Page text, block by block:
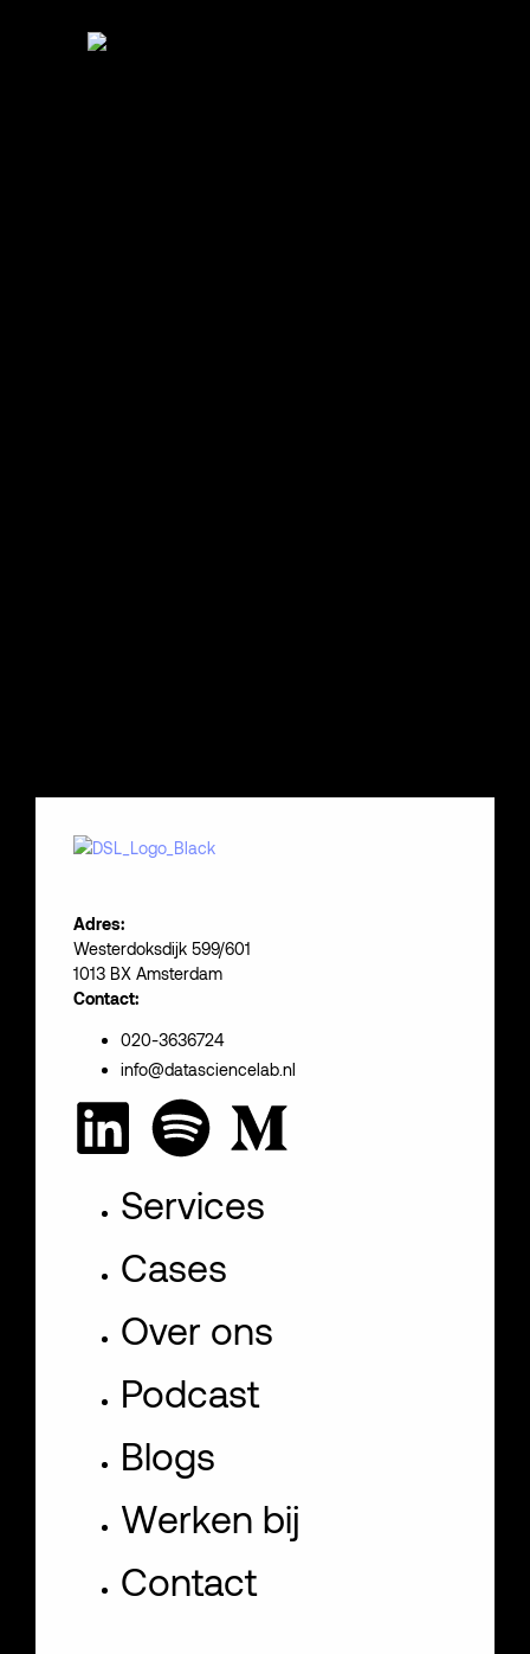
Adres:
Westerdoksdijk 599/601
1013 BX Amsterdam
Contact:
020-3636724
info@datasciencelab.nl
Services
Cases
Over ons
Podcast
Blogs
Werken bij
Contact